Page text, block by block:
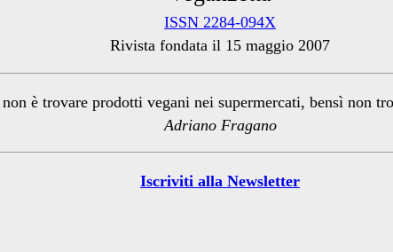
ISSN 2284-094X
Rivista fondata il 15 maggio 2007
è trovare prodotti vegani nei supermercati, bensì non
Adriano Fragano
Iscriviti alla Newsletter